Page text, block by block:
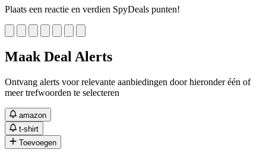
Plaats een reactie en verdien SpyDeals punten!
Maak Deal Alerts
Ontvang alerts voor relevante aanbiedingen door hieronder één of
meer trefwoorden te selecteren
amazon
t-shirt
Toevoegen